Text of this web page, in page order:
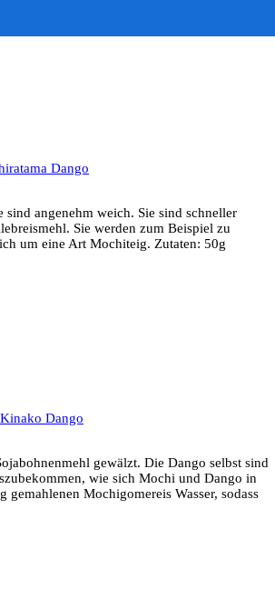
Dango
angenehm weich. Sie sind schneller
Sie werden zum Beispiel zu
um eine Art Mochiteig. Zutaten: 50g
Dango
gewälzt. Die Dango selbst sind
wie sich Mochi und Dango in
Mochigomereis Wasser, sodass